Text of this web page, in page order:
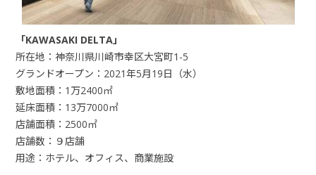
「KAWASAKI DELTA」
所在地：神奈川県川崎市幸区大宮町1-5
グランドオープン：2021年5月19日（水）
敷地面積：1万2400㎡
延床面積：13万7000㎡
店舗面積：2500㎡
店舗数：９店舗
用途：ホテル、オフィス、商業施設